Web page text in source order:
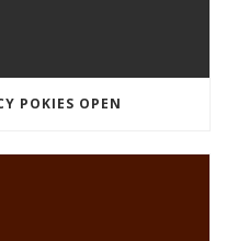
POKIES OPEN